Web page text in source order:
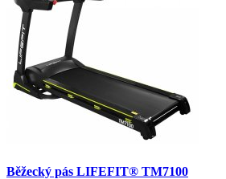
Běžecký pás LIFEFIT® TM7100